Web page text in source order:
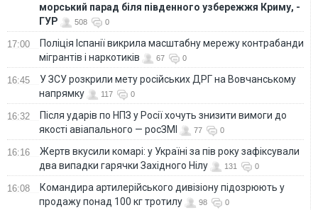
морський парад біля південного узбережжя Криму, -
ГУР
508 0
17:00
Поліція Іспанії викрила масштабну мережу контрабанди
мігрантів і наркотиків
67 0
16:45
У ЗСУ розкрили мету російських ДРГ на Вовчанському
напрямку
117 0
16:32
Після ударів по НПЗ у Росії хочуть знизити вимоги до
якості авіапального — росЗМІ
77 0
16:16
Жертв вкусили комарі: у Україні за пів року зафіксували
два випадки гарячки Західного Нілу
131 0
16:08
Командира артилерійського дивізіону підозрюють у
продажу понад 100 кг тротилу
98 0